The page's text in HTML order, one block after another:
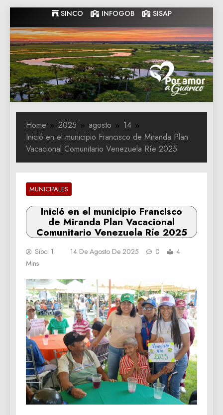
to
content
SINCO INFOGOB SISAP
Gobernacion
de Guarico
Gobernacion de Guarico
Home 2025 agosto
14
Inició en el municipio Francisco de Miranda Plan
Vacacional Comunitario Venezuela Ríe 2025
MUNICIPALES
Inició en el municipio Francisco
de Miranda Plan Vacacional
Comunitario Venezuela Ríe 2025
Sibci 1 14 De Agosto De 2025 0
4
Mins